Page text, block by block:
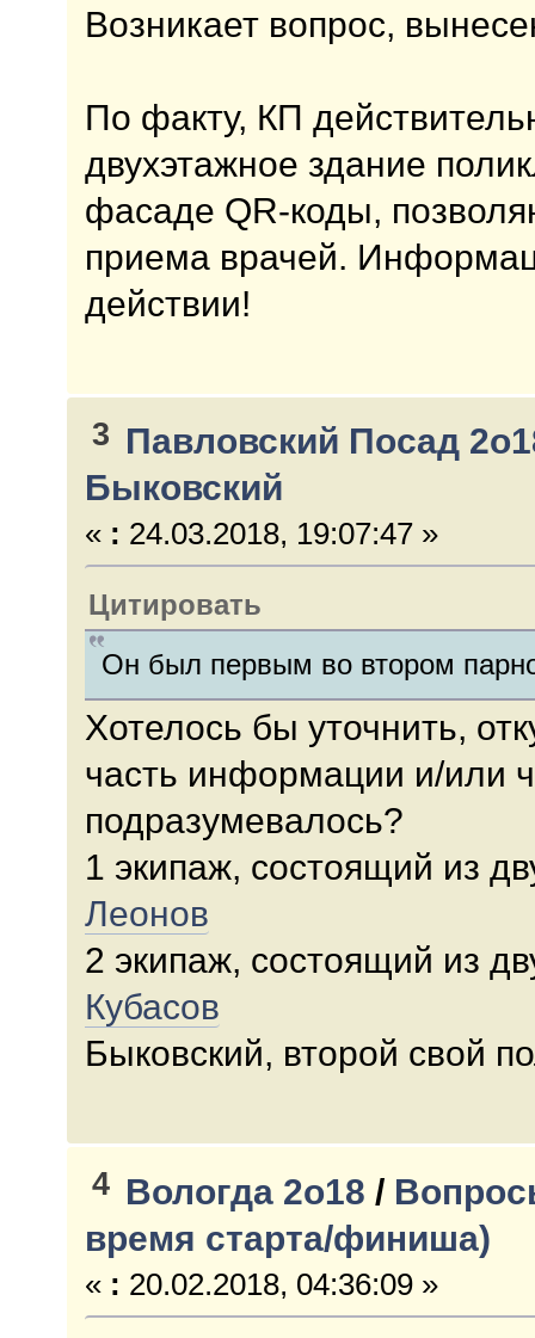
Возникает вопрос,
По факту, КП
двухэтажное здание
фасаде QR-коды,
приема врачей.
действии!
3 Павловский Посад
Быковский
« : 24.03.2018, 19:07:47 »
Цитировать
Он был первым во втором
Хотелось бы уточнить,
часть информации и/или
подразумевалось?
1 экипаж, состоящий из
Леонов
2 экипаж, состоящий из
Кубасов
Быковский, второй свой
4 Вологда 2о18 /
время старта/финиша)
« : 20.02.2018, 04:36:09 »